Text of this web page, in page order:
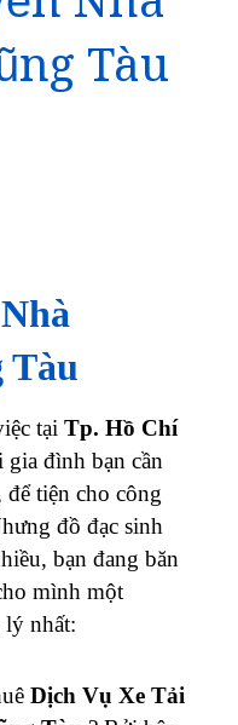
Tàu
Tàu
tại Tp. Hồ Chí
đình bạn cần
để tiện cho công
đồ đạc sinh
bạn đang băn
mình một
lý nhất:
Dịch Vụ Xe Tải